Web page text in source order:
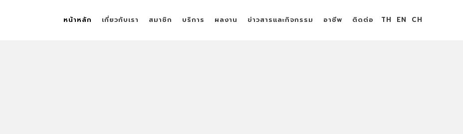
หน้าหลัก เกี่ยวกับเรา สมาชิก บริการ ผลงาน ข่าวสารและกิจกรรม อาชีพ ติดต่อ TH EN CH